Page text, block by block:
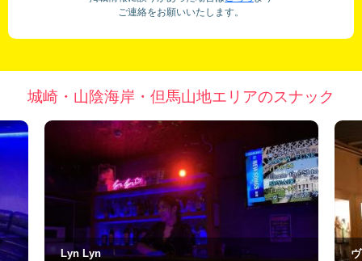
ご連絡をお願いいたします。
城崎・山陰海岸・但馬山地エリアのスナック
Lyn Lyn ヴィ